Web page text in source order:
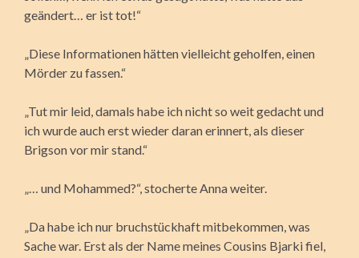
geändert… er ist tot!“
„Diese Informationen hätten vielleicht geholfen, einen
Mörder zu fassen.“
„Tut mir leid, damals habe ich nicht so weit gedacht und
ich wurde auch erst wieder daran erinnert, als dieser
Brigson vor mir stand.“
„… und Mohammed?“, stocherte Anna weiter.
„Da habe ich nur bruchstückhaft mitbekommen, was
Sache war. Erst als der Name meines Cousins Bjarki fiel,